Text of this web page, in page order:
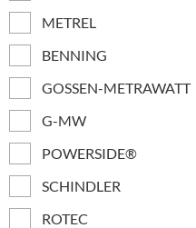
METREL
BENNING
GOSSEN-METRAWATT
G-MW
POWERSIDE®
SCHINDLER
ROTEC